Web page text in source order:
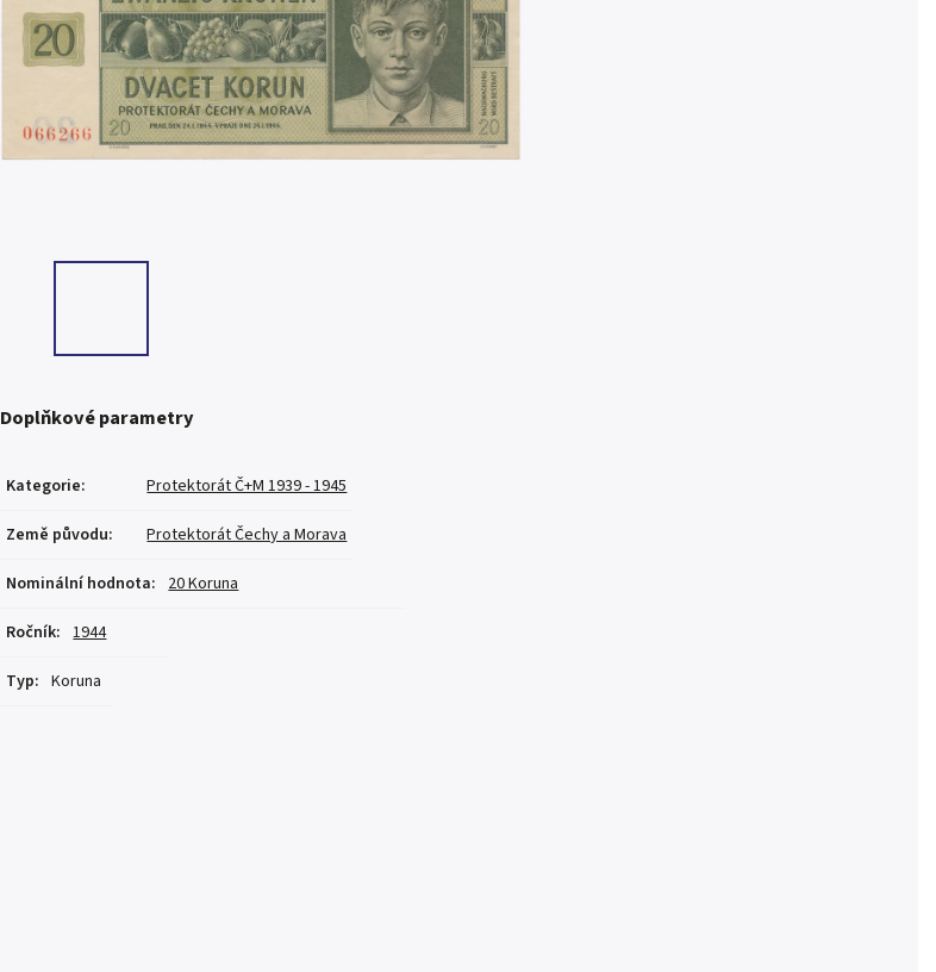
Doplňkové parametry
Kategorie: Protektorát Č+M 1939 - 1945
Země původu: Protektorát Čechy a Morava
Nominální hodnota: 20 Koruna
Ročník: 1944
Typ: Koruna